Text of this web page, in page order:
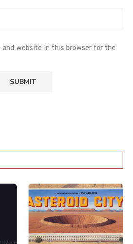
and website in this browser for the